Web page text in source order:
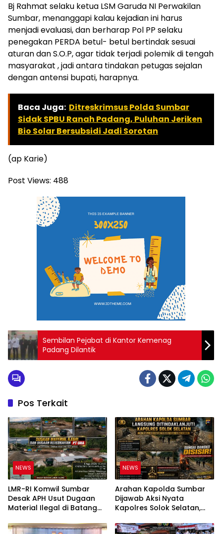
Bj Rahmat selaku ketua LSM Garuda NI Perwakilan
Sumbar, menanggapi kalau kejadian ini harus
menjadi evaluasi, dan berharap Pol PP selaku
penegakan PERDA betul- betul bertindak sesuai
aturan dan S.O.P, agar tidak terjadi polemik di tengah
masyarakat , jadi antara tindakan petugas sejalan
dengan antensi bupati, harapnya.
Baca Juga: Ditreskrimsus Polda Sumbar
Sidak SPBU Ranah Padang, Puluhan Jeriken
Bio Solar Bersubsidi Jadi Sorotan
(ap Karie)
Post Views: 488
Sembilan Pejabat di Kantor Kemenag
Padang Dilantik
Pos Terkait
NEWS
LMR-RI Komwil Sumbar
Desak APH Usut Dugaan
Material Ilegal di Batang
PT UHA Diminta Diselidiki
NEWS
Arahan Kapolda Sumbar
Dijawab Aksi Nyata
Kapolres Solok Selatan,
Bukan Sekadar Slogan